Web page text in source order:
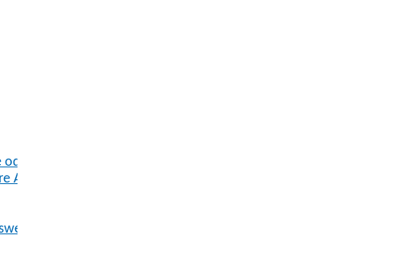
Fahrzeugkombinationen nach § 70 StVZO beantragen
Arbeitsmaschinen (z.B. Gabelstapler, Mähdrescher)